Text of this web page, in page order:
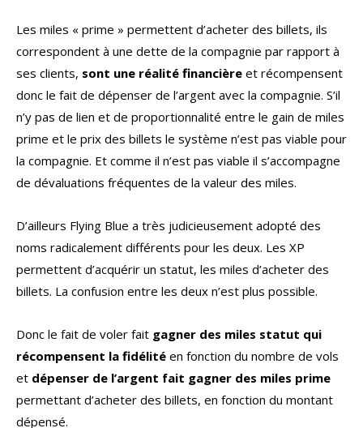
Les miles « prime » permettent d’acheter des billets, ils
correspondent à une dette de la compagnie par rapport à
ses clients, sont une réalité financière et récompensent
donc le fait de dépenser de l’argent avec la compagnie. S’il
n’y pas de lien et de proportionnalité entre le gain de miles
prime et le prix des billets le système n’est pas viable pour
la compagnie. Et comme il n’est pas viable il s’accompagne
de dévaluations fréquentes de la valeur des miles.
D’ailleurs Flying Blue a très judicieusement adopté des
noms radicalement différents pour les deux. Les XP
permettent d’acquérir un statut, les miles d’acheter des
billets. La confusion entre les deux n’est plus possible.
Donc le fait de voler fait gagner des miles statut qui
récompensent la fidélité en fonction du nombre de vols
et dépenser de l’argent fait gagner des miles prime
permettant d’acheter des billets, en fonction du montant
dépensé.